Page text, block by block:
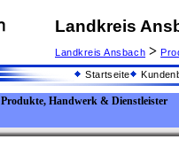
Landkreis
Landkreis Ansbach >
Startseite
Produkte, Handwerk & Dienstleister